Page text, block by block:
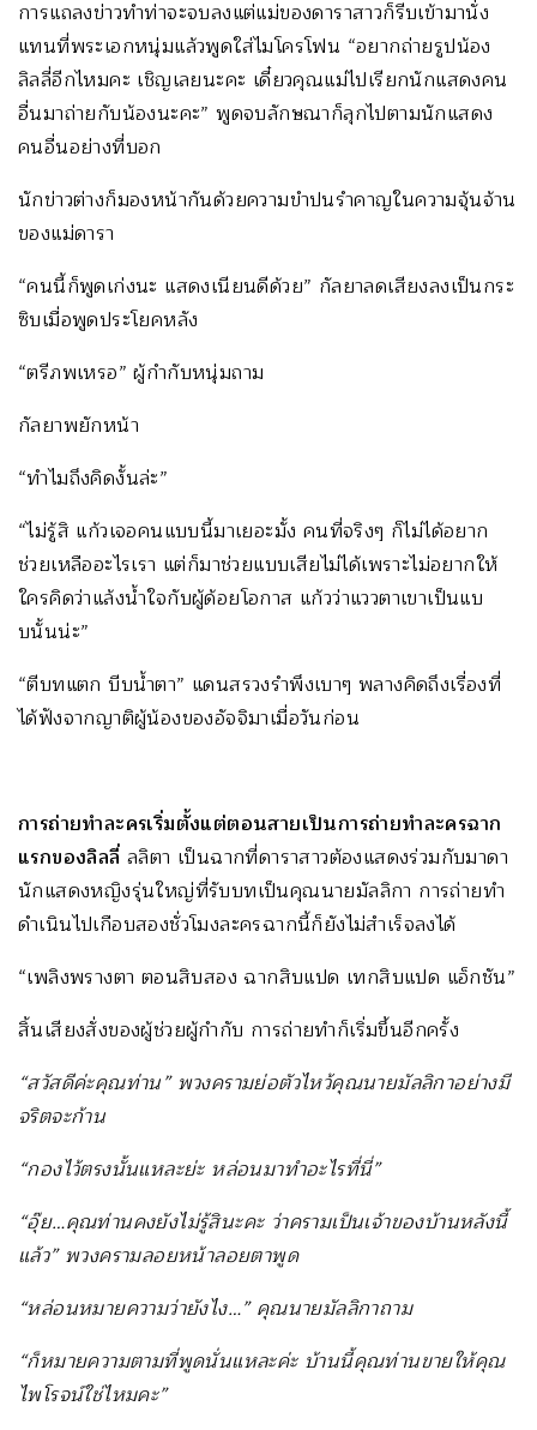
การแถลงข่าวทำท่าจะจบลงแต่แม่ของดาราสาวก็รีบเข้ามานั่ง
แทนที่พระเอกหนุ่มแล้วพูดใส่ไมโครโฟน “อยากถ่ายรูปน้อง
ลิลลี่อีกไหมคะ เชิญเลยนะคะ เดี๋ยวคุณแม่ไปเรียกนักแสดงคน
อื่นมาถ่ายกับน้องนะคะ” พูดจบลักษณาก็ลุกไปตามนักแสดง
คนอื่นอย่างที่บอก
นักข่าวต่างก็มองหน้ากันด้วยความขำปนรำคาญในความจุ้นจ้าน
ของแม่ดารา
“คนนี้ก็พูดเก่งนะ แสดงเนียนดีด้วย” กัลยาลดเสียงลงเป็นกระ
ซิบเมื่อพูดประโยคหลัง
“ตรีภพเหรอ” ผู้กำกับหนุ่มถาม
กัลยาพยักหน้า
“ทำไมถึงคิดงั้นล่ะ”
“ไม่รู้สิ แก้วเจอคนแบบนี้มาเยอะมั้ง คนที่จริงๆ ก็ไม่ได้อยาก
ช่วยเหลืออะไรเรา แต่ก็มาช่วยแบบเสียไม่ได้เพราะไม่อยากให้
ใครคิดว่าแล้งน้ำใจกับผู้ด้อยโอกาส แก้วว่าแววตาเขาเป็นแบ
บนั้นน่ะ”
“ตีบทแตก บีบน้ำตา” แดนสรวงรำพึงเบาๆ พลางคิดถึงเรื่องที่
ได้ฟังจากญาติผู้น้องของอัจจิมาเมื่อวันก่อน
การถ่ายทำละครเริ่มตั้งแต่ตอนสายเป็นการถ่ายทำละครฉาก
แรกของลิลลี่ ลลิตา เป็นฉากที่ดาราสาวต้องแสดงร่วมกับมาดา
นักแสดงหญิงรุ่นใหญ่ที่รับบทเป็นคุณนายมัลลิกา การถ่ายทำ
ดำเนินไปเกือบสองชั่วโมงละครฉากนี้ก็ยังไม่สำเร็จลงได้
“เพลิงพรางตา ตอนสิบสอง ฉากสิบแปด เทกสิบแปด แอ็กชัน”
สิ้นเสียงสั่งของผู้ช่วยผู้กำกับ การถ่ายทำก็เริ่มขึ้นอีกครั้ง
“สวัสดีค่ะคุณท่าน” พวงครามย่อตัวไหว้คุณนายมัลลิกาอย่างมี
จริตจะก้าน
“กองไว้ตรงนั้นแหละย่ะ หล่อนมาทำอะไรที่นี่”
“อุ๊ย…คุณท่านคงยังไม่รู้สินะคะ ว่าครามเป็นเจ้าของบ้านหลังนี้
แล้ว” พวงครามลอยหน้าลอยตาพูด
“หล่อนหมายความว่ายังไง…” คุณนายมัลลิกาถาม
“ก็หมายความตามที่พูดนั่นแหละค่ะ บ้านนี้คุณท่านขายให้คุณ
ไพโรจน์ใช่ไหมคะ”